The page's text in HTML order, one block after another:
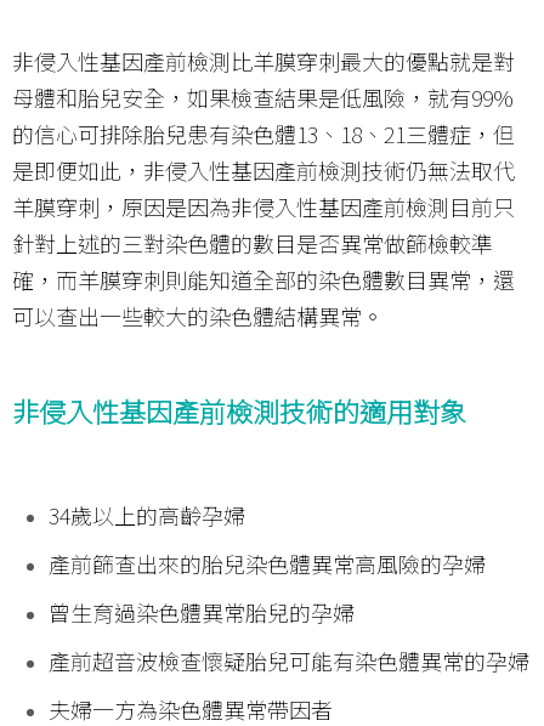
非侵入性基因產前檢測比羊膜穿刺最大的優點就是對
母體和胎兒安全，如果檢查結果是低風險，就有99%
的信心可排除胎兒患有染色體13、18、21三體症，但
是即便如此，非侵入性基因產前檢測技術仍無法取代
羊膜穿刺，原因是因為非侵入性基因產前檢測目前只
針對上述的三對染色體的數目是否異常做篩檢較準
確，而羊膜穿刺則能知道全部的染色體數目異常，還
可以查出一些較大的染色體結構異常。
非侵入性基因產前檢測技術的適用對象
34歲以上的高齡孕婦
產前篩查出來的胎兒染色體異常高風險的孕婦
曾生育過染色體異常胎兒的孕婦
產前超音波檢查懷疑胎兒可能有染色體異常的孕婦
夫婦一方為染色體異常帶因者